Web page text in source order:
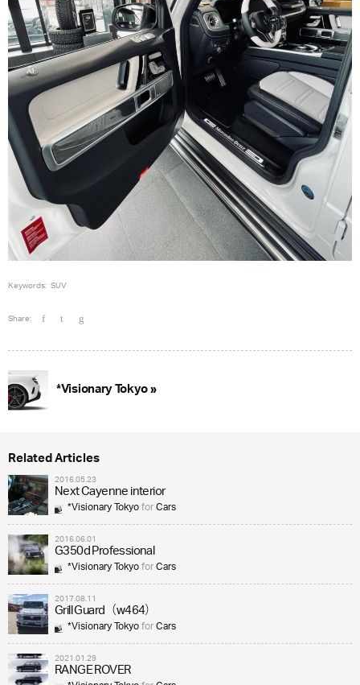
Keywords: SUV
Share:
*Visionary Tokyo »
Related Articles
2016.05.23
Next Cayenne interior
*Visionary TokyoforCars
2016.06.01
G350d Professional
*Visionary TokyoforCars
2017.08.11
Grill Guard（w464）
*Visionary TokyoforCars
2021.01.29
RANGE ROVER